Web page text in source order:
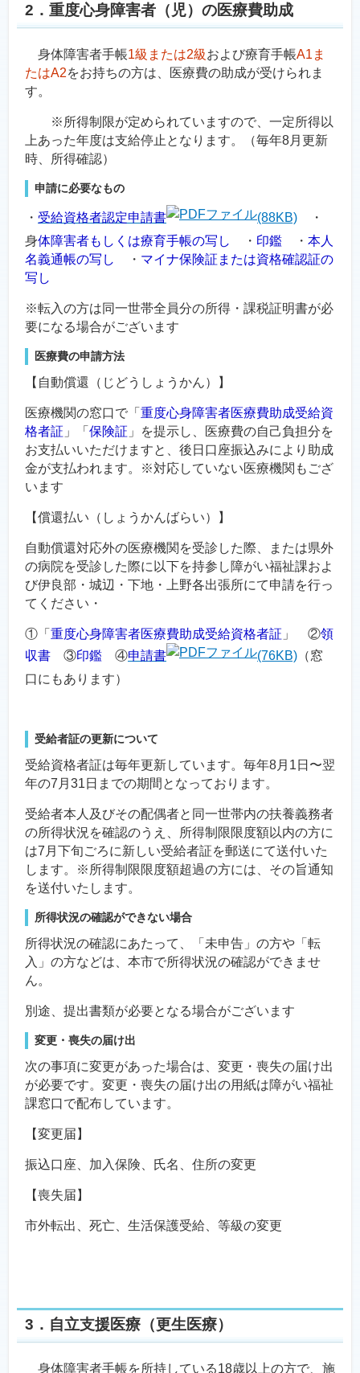
2．重度心身障害者（児）の医療費助成
身体障害者手帳1級または2級および療育手帳A1ま
たはA2をお持ちの方は、医療費の助成が受けられま
す。
※所得制限が定められていますので、一定所得以
上あった年度は支給停止となります。（毎年8月更新
時、所得確認）
申請に必要なもの
・ 受給資格者認定申請書 (88KB) ・
身体障害者もしくは療育手帳の写し ・ 印鑑 ・ 本人
名義通帳の写し
・ マイナ保険証または資格確認証の
写し
※転入の方は同一世帯全員分の所得・課税証明書が必
要になる場合がございます
医療費の申請方法
【自動償還（じどうしょうかん）】
医療機関の窓口で「 重度心身障害者医療費助成受給資
格者証 」「 保険証 」を提示し、医療費の自己負担分を
お支払いいただけますと、後日口座振込みにより助成
金が支払われます。※対応していない医療機関もござ
います
【償還払い（しょうかんばらい）】
自動償還対応外の医療機関を受診した際、または県外
の病院を受診した際に以下を持参し障がい福祉課およ
び伊良部・城辺・下地・上野各出張所にて申請を行っ
てください・
①「 重度心身障害者医療費助成受給資格者証 」 ②領
収書 ③印鑑 ④申請書 (76KB) （窓
口にもあります）
受給者証の更新について
受給資格者証は毎年更新しています。毎年8月1日〜翌
年の7月31日までの期間となっております。
受給者本人及びその配偶者と同一世帯内の扶養義務者
の所得状況を確認のうえ、所得制限限度額以内の方に
は7月下旬ごろに新しい受給者証を郵送にて送付いた
します。※所得制限限度額超過の方には、その旨通知
を送付いたします。
所得状況の確認ができない場合
所得状況の確認にあたって、「未申告」の方や「転
入」の方などは、本市で所得状況の確認ができませ
ん。
別途、提出書類が必要となる場合がございます
変更・喪失の届け出
次の事項に変更があった場合は、変更・喪失の届け出
が必要です。変更・喪失の届け出の用紙は障がい福祉
課窓口で配布しています。
【変更届】
振込口座、加入保険、氏名、住所の変更
【喪失届】
市外転出、死亡、生活保護受給、等級の変更
3．自立支援医療（更生医療）
身体障害者手帳を所持している18歳以上の方で、施